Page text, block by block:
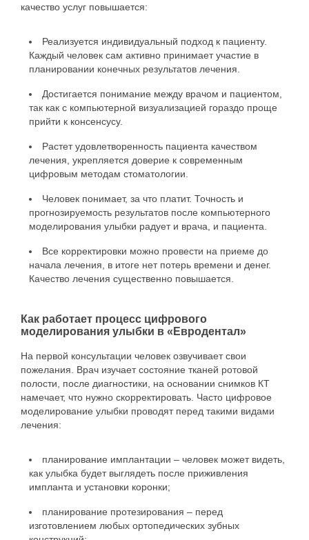
качество услуг повышается:
Реализуется индивидуальный подход к пациенту.
Каждый человек сам активно принимает участие в
планировании конечных результатов лечения.
Достигается понимание между врачом и пациентом,
так как с компьютерной визуализацией гораздо проще
прийти к консенсусу.
Растет удовлетворенность пациента качеством
лечения, укрепляется доверие к современным
цифровым методам стоматологии.
Человек понимает, за что платит. Точность и
прогнозируемость результатов после компьютерного
моделирования улыбки радует и врача, и пациента.
Все корректировки можно провести на приеме до
начала лечения, в итоге нет потерь времени и денег.
Качество лечения существенно повышается.
Как работает процесс цифрового
моделирования улыбки в «Евродентал»
На первой консультации человек озвучивает свои
пожелания. Врач изучает состояние тканей ротовой
полости, после диагностики, на основании снимков КТ
намечает, что нужно скорректировать. Часто цифровое
моделирование улыбки проводят перед такими видами
лечения:
планирование имплантации – человек может видеть,
как улыбка будет выглядеть после приживления
импланта и установки коронки;
планирование протезирования – перед
изготовлением любых ортопедических зубных